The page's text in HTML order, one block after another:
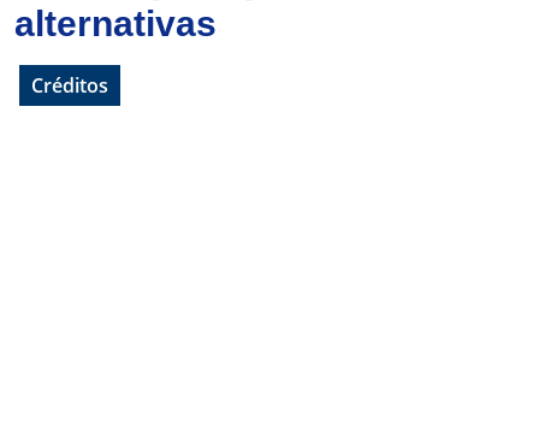
alternativas
Créditos